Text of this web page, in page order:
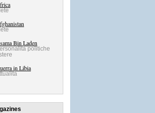
Bin Laden
politiche
in Libia